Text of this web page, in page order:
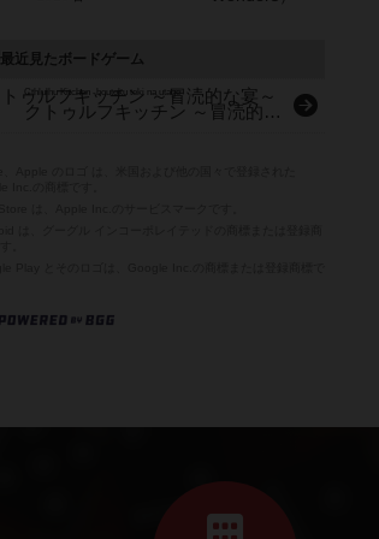
最近見たボードゲーム
Cthlulhu Kitchen -boutoku teki na utage-
クトゥルフキッチン ～冒涜的な宴～